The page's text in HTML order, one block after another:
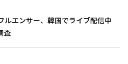
ルエンサー、韓国でライブ配信中
査